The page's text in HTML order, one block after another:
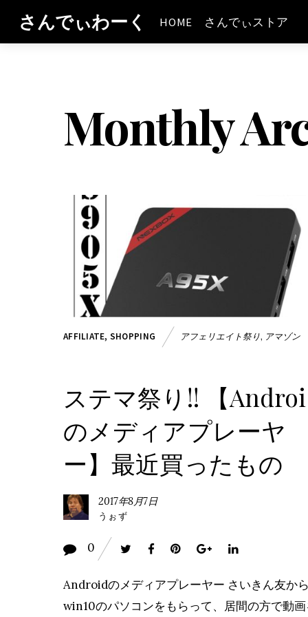
さんでぃわーく HOME さんでぃストア
Monthly
AFFILIATE, SHOPPING アフェリエイト祭り, アマゾン
ステマ祭り!! 【
のメディアプレーヤ
ー】最近買ったもの
2017年8月7日
うぉず
0
Androidのメディアプレーヤー さいきん友か
win10のパソコンをもらって、居間の方で動